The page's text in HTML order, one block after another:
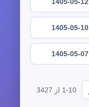
1405-05-10
1405-05-07
1-10 از 3427